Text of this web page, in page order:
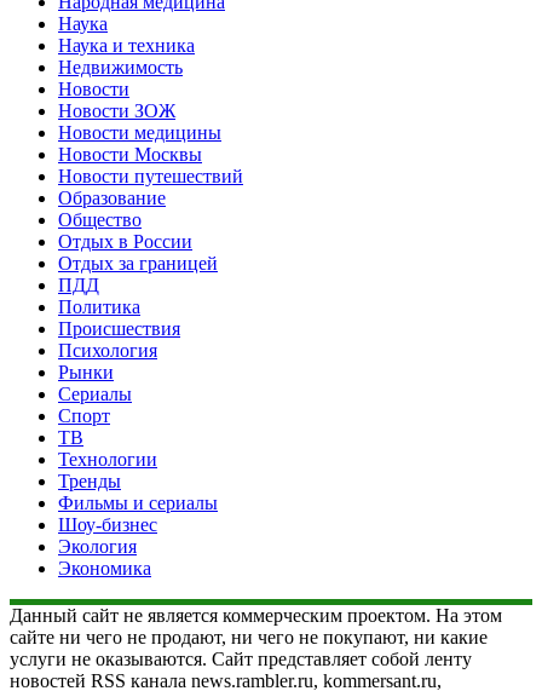
Наука
Наука и техника
Недвижимость
Новости
Новости ЗОЖ
Новости медицины
Новости Москвы
Новости путешествий
Образование
Общество
Отдых в России
Отдых за границей
ПДД
Политика
Происшествия
Психология
Рынки
Сериалы
Спорт
ТВ
Технологии
Тренды
Фильмы и сериалы
Шоу-бизнес
Экология
Экономика
Данный сайт не является коммерческим проектом. На этом
сайте ни чего не продают, ни чего не покупают, ни какие
услуги не оказываются. Сайт представляет собой ленту
новостей RSS канала news.rambler.ru, kommersant.ru,